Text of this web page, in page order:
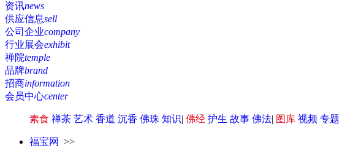
资讯news
供应信息sell
公司企业company
行业展会exhibit
禅院temple
品牌brand
招商information
会员中心center
素食 禅茶 艺术 香道 沉香 佛珠 知识| 佛经 护生 故事 佛法| 图库 视频 专题
福宝网
>>